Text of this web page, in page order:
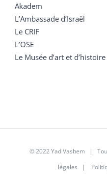
Akadem
L’Ambassade d’Israël
Le CRIF
L’OSE
Le Musée d’art et
© 2022 Yad Vashem |
légales |